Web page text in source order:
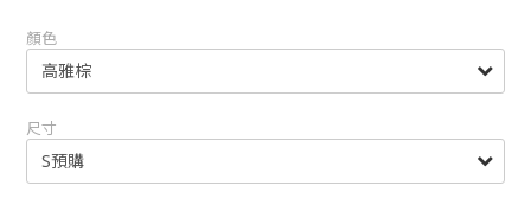
顏色
尺寸